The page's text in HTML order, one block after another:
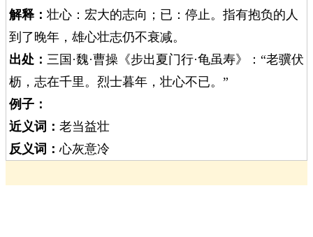
解释： 壮心：宏大的志向；已：停止。指有抱负的人
到了晚年，雄心壮志仍不衰减。
出处： 三国·魏·曹操《步出夏门行·龟虽寿》：“老骥伏
枥，志在千里。烈士暮年，壮心不已。”
例子：
近义词： 老当益壮
反义词：心灰意冷